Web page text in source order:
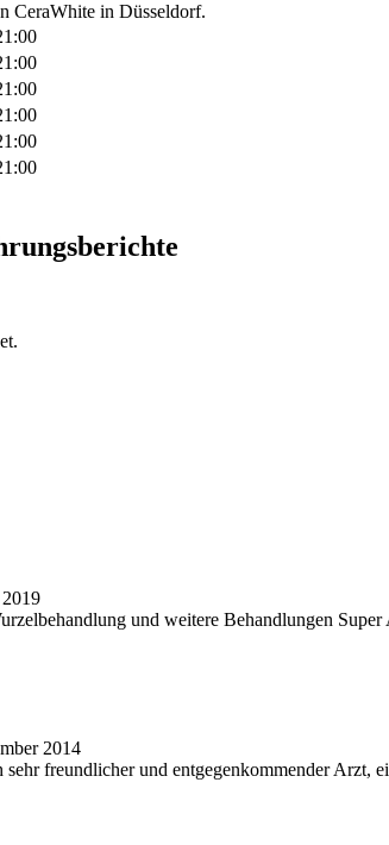
CeraWhite in Düsseldorf.
und weitere Behandlungen Super
2014
freundlicher und entgegenkommender Arzt,